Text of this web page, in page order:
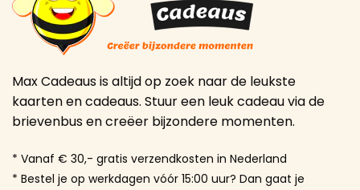
Max Cadeaus is altijd op zoek naar de leukste
kaarten en cadeaus. Stuur een leuk cadeau via de
brievenbus en creëer bijzondere momenten.
* Vanaf € 30,- gratis verzendkosten in Nederland
* Bestel je op werkdagen vóór 15:00 uur? Dan gaat je